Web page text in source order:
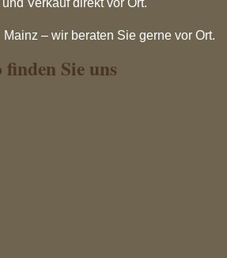
Verkauf direkt vor Ort.
– wir beraten Sie gerne vor Ort.
finden Sie uns